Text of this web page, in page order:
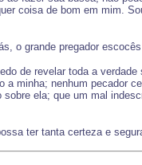
coisa de bom em mim.
o grande pregador
de revelar toda a
a minha; nenhum pecador
ela; que um mal
ter tanta certeza e